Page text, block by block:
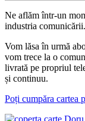
Ne aflăm într-un
industria comunicării.
Vom lăsa în urmă
vom trece la o
livrată pe propriul
și continuu.
Poți cumpăra cartea